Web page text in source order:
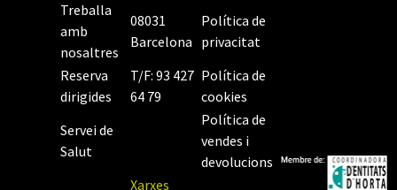
Treballa
amb
nosaltres
08031
Barcelona
Política de
privacitat
Reserva
dirigides
T/F: 93 427
64 79
Política de
cookies
Servei de
Salut
Política de
vendes i
devolucions
Xarxes